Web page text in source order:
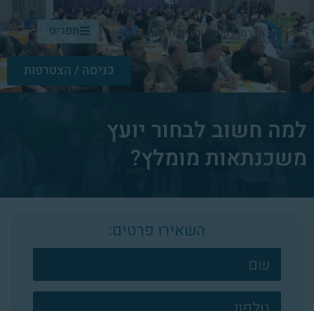
תפריט
כניסה / הצטרפות
למה חשוב לבחור יועץ
משכנתאות מומלץ?
השאירו פרטים:
צרו
קשר
פוטר